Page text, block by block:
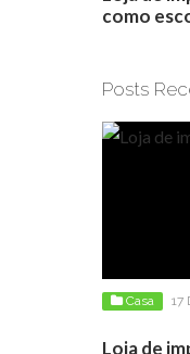
como
Posts
Casa 17
Loja de